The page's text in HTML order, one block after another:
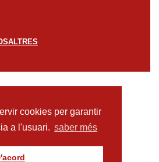
cookies per garantir
a l'usuari. saber més